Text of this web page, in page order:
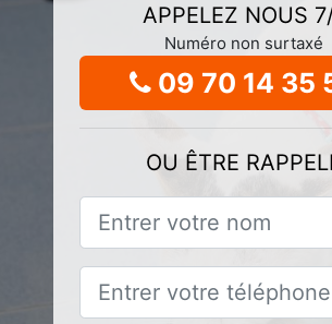
APPELEZ NOUS
Numéro non surtaxé
09 70 14 35
OU ÊTRE